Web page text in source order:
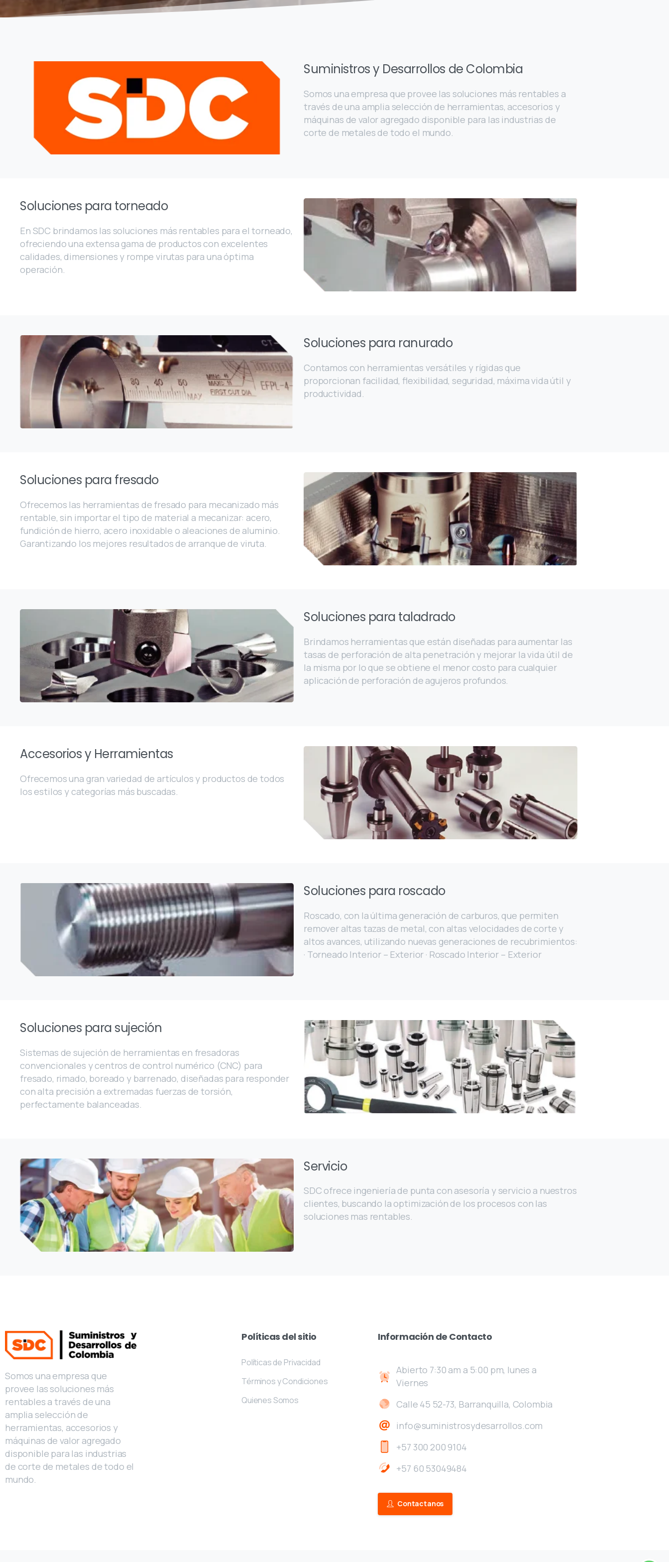
Suministros y Desarrollos de Colombia
Somos una empresa que provee las soluciones más rentables a
través de una amplia selección de herramientas, accesorios y
máquinas de valor agregado disponible para las industrias de
corte de metales de todo el mundo.
Soluciones para torneado
En SDC brindamos las soluciones más rentables para el torneado,
ofreciendo una extensa gama de productos con excelentes
calidades, dimensiones y rompe virutas para una óptima
operación.
Soluciones para ranurado
Contamos con herramientas versátiles y rígidas que
proporcionan facilidad, flexibilidad, seguridad, máxima vida útil y
productividad.
Soluciones para fresado
Ofrecemos las herramientas de fresado para mecanizado más
rentable, sin importar el tipo de material a mecanizar: acero,
fundición de hierro, acero inoxidable o aleaciones de aluminio.
Garantizando los mejores resultados de arranque de viruta.
Soluciones para taladrado
Brindamos herramientas que están diseñadas para aumentar las
tasas de perforación de alta penetración y mejorar la vida útil de
la misma por lo que se obtiene el menor costo para cualquier
aplicación de perforación de agujeros profundos.
Accesorios y Herramientas
Ofrecemos una gran variedad de artículos y productos de todos
los estilos y categorías más buscadas.
Soluciones para roscado
Roscado, con la última generación de carburos, que permiten
remover altas tazas de metal, con altas velocidades de corte y
altos avances, utilizando nuevas generaciones de recubrimientos:
· Torneado Interior – Exterior · Roscado Interior – Exterior
Soluciones para sujeción
Sistemas de sujeción de herramientas en fresadoras
convencionales y centros de control numérico (CNC) para
fresado, rimado, boreado y barrenado, diseñadas para responder
con alta precisión a extremadas fuerzas de torsión,
perfectamente balanceadas.
Servicio
SDC ofrece ingeniería de punta con asesoría y servicio a nuestros
clientes, buscando la optimización de los procesos con las
soluciones mas rentables.
Somos una empresa que
provee las soluciones más
rentables a través de una
amplia selección de
herramientas, accesorios y
máquinas de valor agregado
disponible para las industrias
de corte de metales de todo el
mundo.
Políticas delsitio
Políticas de Privacidad
Términos y Condiciones
Quienes Somos
Información de Contacto
Abierto 7:30 am a 5:00 pm, lunes a
Viernes
Calle 45 52-73, Barranquilla, Colombia
info@suministrosydesarrollos.com
+57 300 200 9104
+57 60 53049484
Contactanos